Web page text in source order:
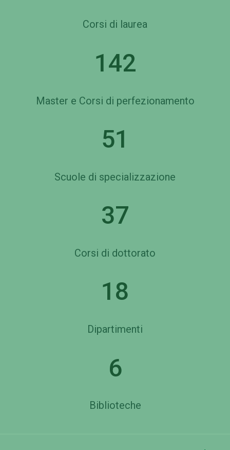
Corsi di laurea
142
Master e Corsi di perfezionamento
51
Scuole di specializzazione
37
Corsi di dottorato
18
Dipartimenti
6
Biblioteche